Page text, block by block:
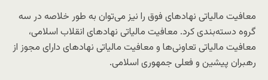
معافیت مالیاتی نهادهای فوق را نیز می‌توان به طور خلاصه در سه
گروه دسته‌بندی کرد. معافیت مالیاتی نهادهای انقلاب اسلامی،
معافیت مالیاتی تعاونی‌ها و معافیت مالیاتی نهادهای دارای مجوز از
رهبران پیشین و فعلی جمهوری اسلامی.